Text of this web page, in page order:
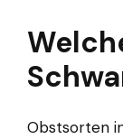
Obstsorten